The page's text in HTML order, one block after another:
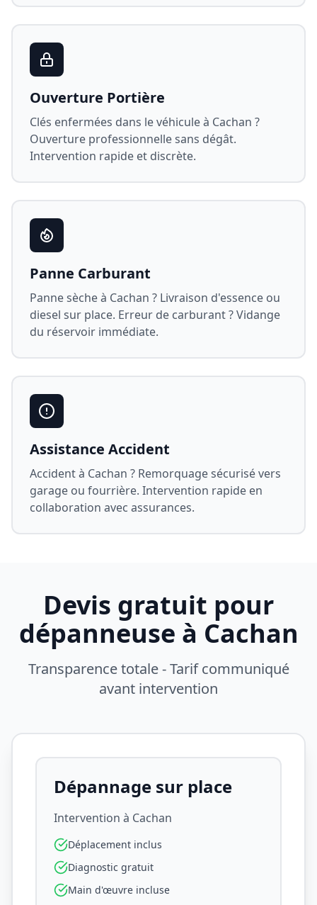
Ouverture Portière
Clés enfermées dans le véhicule à Cachan ?
Ouverture professionnelle sans dégât.
Intervention rapide et discrète.
Panne Carburant
Panne sèche à Cachan ? Livraison d'essence ou
diesel sur place. Erreur de carburant ? Vidange
du réservoir immédiate.
Assistance Accident
Accident à Cachan ? Remorquage sécurisé vers
garage ou fourrière. Intervention rapide en
collaboration avec assurances.
Devis gratuit pour
dépanneuse à Cachan
Transparence totale - Tarif communiqué
avant intervention
Dépannage sur place
Intervention à Cachan
Déplacement inclus
Diagnostic gratuit
Main d'œuvre incluse